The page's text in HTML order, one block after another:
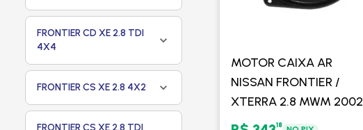
FRONTIER CD XE 2.8 TDI
4X4
FRONTIER CS XE 2.8 4X2
FRONTIER CS XE 2.8 TDI
MOTOR CAIXA AR
NISSAN FRONTIER /
XTERRA 2.8 MWM 2002
> - PROCOOLER
18